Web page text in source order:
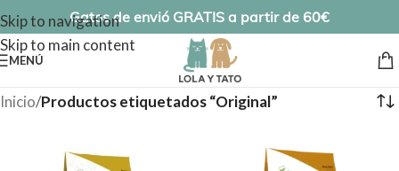
Skip to navigation
Skip to main content
Gatos de envió GRATIS a partir de 60€
MENÚ
Inicio/Productos etiquetados “Original”